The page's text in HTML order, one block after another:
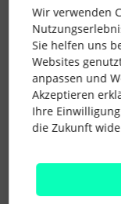
Außerdem
des
gezeigt, dass
und Abfindungen
was das in der
vermieden werden
Wie
Wir verwenden
Sie helfen uns
Websites
anpassen und
Akzeptieren
Ihre
die Zukunft